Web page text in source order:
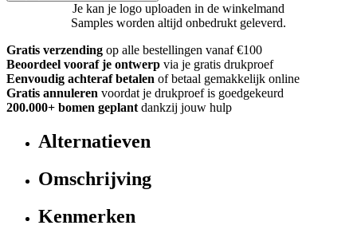
Je kan je logo uploaden in de winkelmand
Samples worden altijd onbedrukt geleverd.
Gratis verzending op alle bestellingen vanaf €100
Beoordeel vooraf je ontwerp via je gratis drukproef
Eenvoudig achteraf betalen of betaal gemakkelijk online
Gratis annuleren voordat je drukproef is goedgekeurd
200.000+ bomen geplant dankzij jouw hulp
Alternatieven
Omschrijving
Kenmerken